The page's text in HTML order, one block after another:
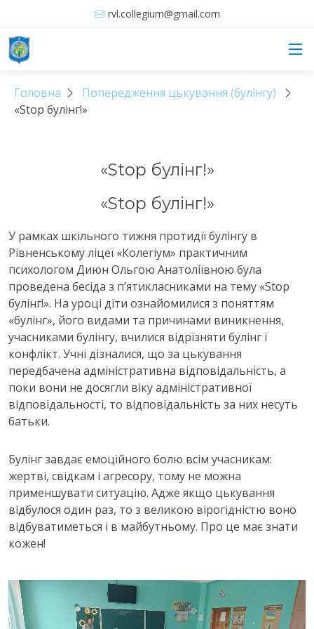
rvl.collegium@gmail.com
Головна
Попередження цькування (булінгу)
«Stop булінг!»
«Stop булінг!»
«Stop булінг!»
У рамках шкільного тижня протидії булінгу в
Рівненському ліцеї «Колегіум» практичним
психологом Диюн Ольгою Анатоліївною була
проведена бесіда з п’ятикласниками на тему «Stop
булінг!». На уроці діти ознайомилися з поняттям
«булінг», його видами та причинами виникнення,
учасниками булінгу, вчилися відрізняти булінг і
конфлікт. Учні дізналися, що за цькування
передбачена адміністративна відповідальність, а
поки вони не досягли віку адміністративної
відповідальності, то відповідальність за них несуть
батьки.
Булінг завдає емоційного болю всім учасникам:
жертві, свідкам і агресору, тому не можна
применшувати ситуацію. Адже якщо цькування
відбулося один раз, то з великою вірогідністю воно
відбуватиметься і в майбутньому. Про це має знати
кожен!